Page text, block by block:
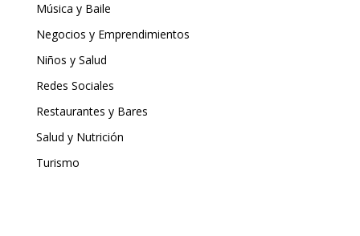
Música y Baile
Negocios y Emprendimientos
Niños y Salud
Redes Sociales
Restaurantes y Bares
Salud y Nutrición
Turismo